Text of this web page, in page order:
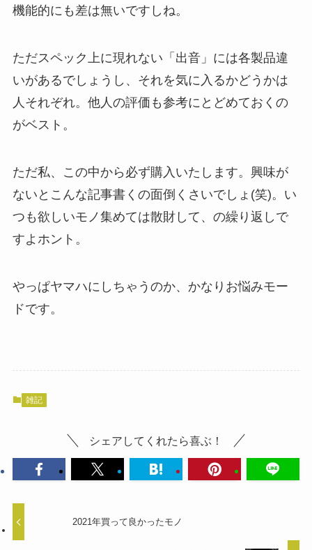
機能的にも差は無いですしね。
ただスペック上に現れない「出音」には各製品違
いがあるでしょうし、それを気に入るかどうかは
人それぞれ。他人の評価も参考にとどめておくの
がベスト。
ただ私、この中から必ず購入いたします。興味が
ないとこんな記事書くの面倒くさいでしょ(笑)。い
つも欲しいモノ集めては散財して、の繰り返しで
すよホント。
やっぱヤマハにしちゃうのか、かなりお悩みモー
ドです。
雑記
シェアしてくれたら喜ぶ！
2021年買って良かったモノ